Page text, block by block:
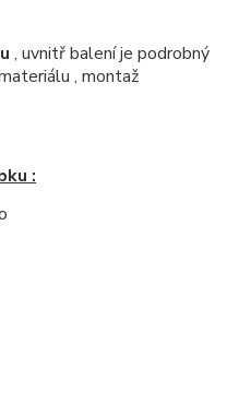
, uvnitř balení je podrobný
, montaž
: